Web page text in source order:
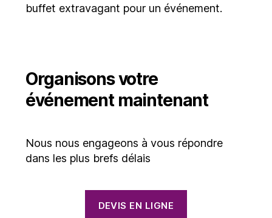
buffet extravagant pour un événement.
Organisons votre
événement maintenant
Nous nous engageons à vous répondre
dans les plus brefs délais
DEVIS EN LIGNE